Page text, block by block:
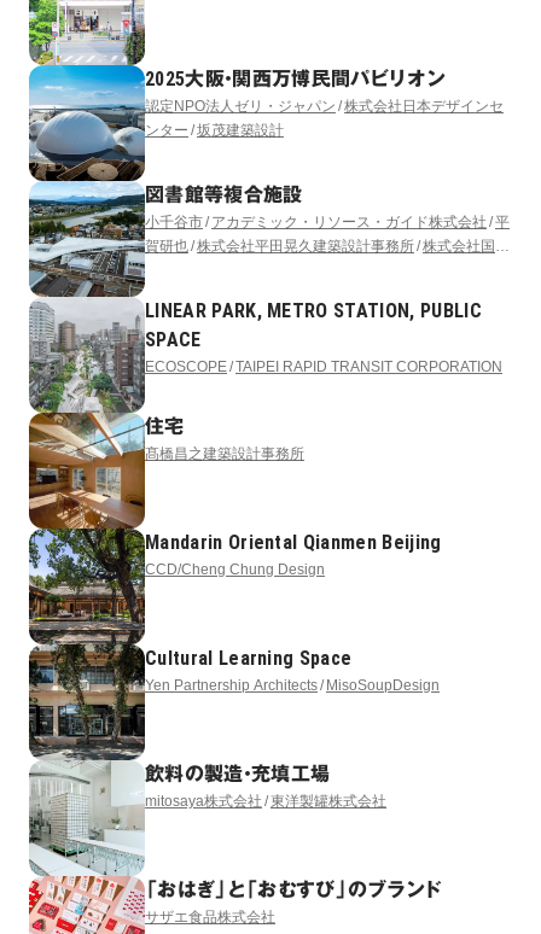
2025大阪・関西万博民間パビリオン
認定NPO法人ゼリ・ジャパン 株式会社日本デザインセ
ンター 坂茂建築設計
図書館等複合施設
小千谷市 アカデミック・リソース・ガイド株式会社 平
賀研也 株式会社平田晃久建築設計事務所 株式会社国際
LINEAR PARK, METRO STATION, PUBLIC
SPACE
ECOSCOPE TAIPEI RAPID TRANSIT CORPORATION
住宅
髙橋昌之建築設計事務所
Mandarin Oriental Qianmen Beijing
CCD/Cheng Chung Design
Cultural Learning Space
Yen Partnership Architects MisoSoupDesign
飲料の製造・充填工場
mitosaya株式会社 東洋製罐株式会社
「おはぎ」と「おむすび」のブランド
サザエ食品株式会社